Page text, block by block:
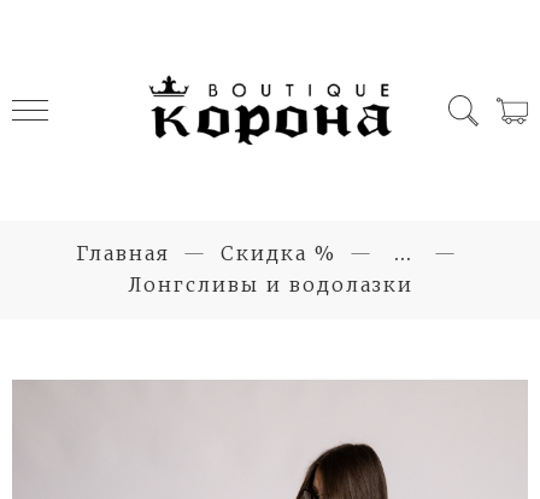
Главная Скидка %
...
Лонгсливы и водолазки